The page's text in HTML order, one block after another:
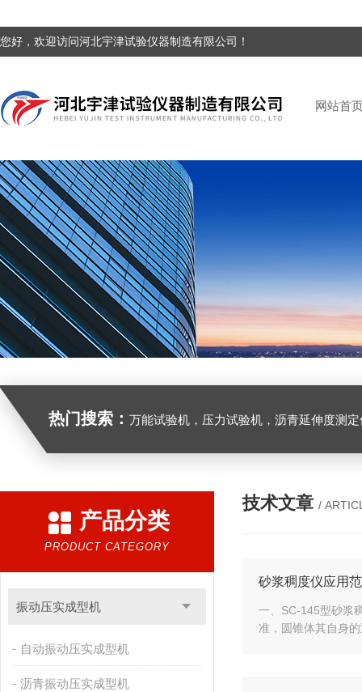
您好，欢迎访问河北宇津试验仪器制造有限公司！
网站首
热门搜索： 万能试验机，压力试验机，沥青延伸度测定仪，沥青混合料拌合机，全自动沥青混合料离心式抽提仪，马歇尔电动
产品分类
PRODUCT CATEGORY
振动压实成型机
自动振动压实成型机
沥青振动压实成型机
技术文章 /
砂浆稠度仪应用
一、SC-145型砂浆
准，圆锥体其自身